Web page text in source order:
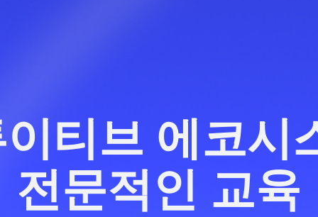
티브 에코시
전문적인 교육